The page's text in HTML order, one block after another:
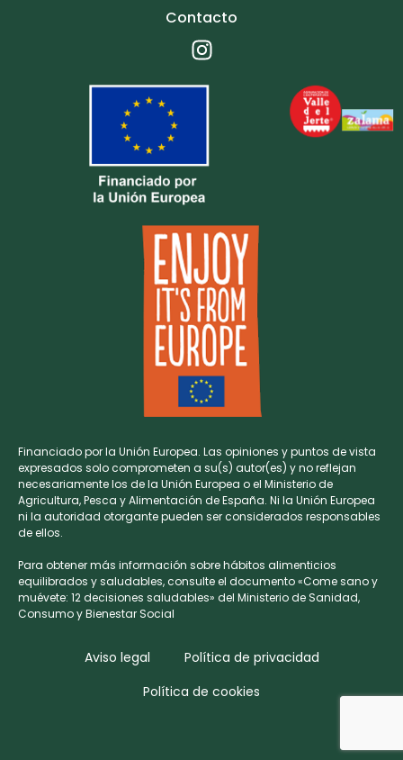
Contacto
Financiado por la Unión Europea. Las opiniones y puntos de vista
expresados solo comprometen a su(s) autor(es) y no reflejan
necesariamente los de la Unión Europea o el Ministerio de
Agricultura, Pesca y Alimentación de España. Ni la Unión Europea
ni la autoridad otorgante pueden ser considerados responsables
de ellos.
Para obtener más información sobre hábitos alimenticios
equilibrados y saludables, consulte el documento «Come sano y
muévete: 12 decisiones saludables» del Ministerio de Sanidad,
Consumo y Bienestar Social
Aviso legal
Política de privacidad
Política de cookies